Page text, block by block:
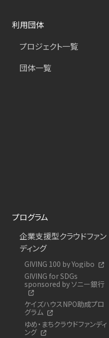
利用団体
プロジェクト一覧
団体一覧
プログラム
企業支援型クラウドファン
ディング
GIVING 100 by Yogibo
GIVING for SDGs
sponsored by ソニー銀行
ケイズハウスNPO助成プロ
グラム
ゆめ・まちクラウドファンディ
ング